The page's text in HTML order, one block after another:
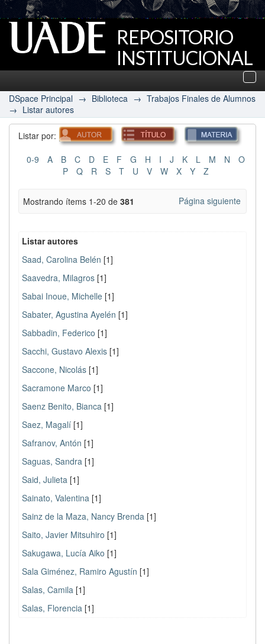
REPOSITORIO
INSTITUCIONAL
UADE
DSpace Principal → Biblioteca → Trabajos Finales de Alumnos
→ Listar autores
Listar por:
0-9 A B C D E F G H I J K L M N
O
P
Q R S T U V W X Y Z
Mostrando ítems 1-20 de 381 Página siguiente
Listar autores
Saad, Carolina Belén [1]
Saavedra, Milagros [1]
Sabai Inoue, Michelle [1]
Sabater, Agustina Ayelén [1]
Sabbadin, Federico [1]
Sacchi, Gustavo Alexis [1]
Saccone, Nicolás [1]
Sacramone Marco [1]
Saenz Benito, Bianca [1]
Saez, Magalí [1]
Safranov, Antón [1]
Saguas, Sandra [1]
Said, Julieta [1]
Sainato, Valentina [1]
Sainz de la Maza, Nancy Brenda [1]
Saito, Javier Mitsuhiro [1]
Sakugawa, Lucía Aiko [1]
Sala Giménez, Ramiro Agustín [1]
Salas, Camila [1]
Salas, Florencia [1]